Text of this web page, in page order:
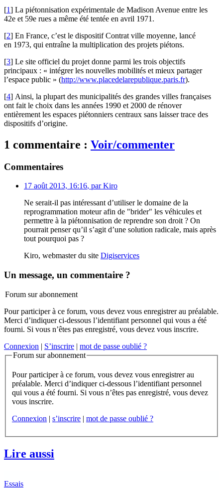
[1] La piétonnisation expérimentale de Madison Avenue entre les
42e et 59e rues a même été tentée en avril 1971.
[2] En France, c’est le dispositif Contrat ville moyenne, lancé
en 1973, qui entraîne la multiplication des projets piétons.
[3] Le site officiel du projet donne parmi les trois objectifs
principaux : « intégrer les nouvelles mobilités et mieux partager
l’espace public » (http://www.placedelarepublique.paris.fr).
[4] Ainsi, la plupart des municipalités des grandes villes françaises
ont fait le choix dans les années 1990 et 2000 de rénover
entièrement les espaces piétonniers centraux sans laisser trace des
dispositifs d’origine.
1 commentaire : Voir/commenter
Commentaires
17 août 2013, 16:16, parKiro
Ne serait-il pas intéressant d’utiliser le domaine de la
reprogrammation moteur afin de "brider" les véhicules et
permettre à la piétonnisation de reprendre son droit ? On
pourrait penser qu’il s’agit d’une solution radicale, mais après
tout pourquoi pas ?
Kiro, webmaster du site Digiservices
Un message, un commentaire ?
Forum sur abonnement
Pour participer à ce forum, vous devez vous enregistrer au préalable.
Merci d’indiquer ci-dessous l’identifiant personnel qui vous a été
fourni. Si vous n’êtes pas enregistré, vous devez vous inscrire.
Connexion | S’inscrire | mot de passe oublié ?
Forum sur abonnement
Pour participer à ce forum, vous devez vous enregistrer au
préalable. Merci d’indiquer ci-dessous l’identifiant personnel
qui vous a été fourni. Si vous n’êtes pas enregistré, vous devez
vous inscrire.
Connexion | s’inscrire | mot de passe oublié ?
Lire aussi
Essais